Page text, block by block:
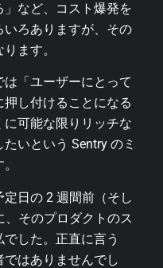
など、コスト爆発を
ろありますが、その
ます。
「ユーザーにとって
し付けることになる
可能な限りリッチな
いという Sentry のミ
日の 2 週間前（そし
そのプロダクトのス
した。正直に言う
はありませんでし